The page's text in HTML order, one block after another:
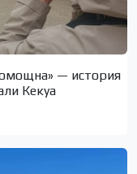
— история
Кекуа